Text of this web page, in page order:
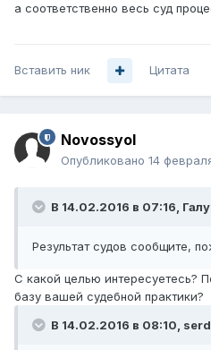
а соответственно весь суд
Вставить ник Цитата
Novossyol
Опубликовано 14
В 14.02.2016 в 07:16,
Результат судов сообщите,
С какой целью интересуетесь?
базу вашей судебной практики?
В 14.02.2016 в 08:10,